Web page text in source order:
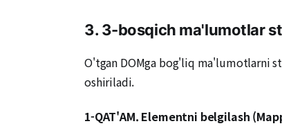
3. 3-bosqich ma'lumotlar
O'tgan DOMga bog'liq ma'lumotlarni
oshiriladi.
1-QAT'AM. Elementni belgilash